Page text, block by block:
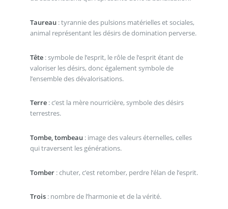
Taureau: tyrannie des pulsions matérielles et sociales,
animal représentant les désirs de domination perverse.
Tête: symbole de l’esprit, le rôle de l’esprit étant de
valoriser les désirs, donc également symbole de
l’ensemble des dévalorisations.
Terre: c’est la mère nourricière, symbole des désirs
terrestres.
Tombe, tombeau: image des valeurs éternelles, celles
qui traversent les générations.
Tomber: chuter, c’est retomber, perdre l’élan de l’esprit.
Trois: nombre de l’harmonie et de la vérité.